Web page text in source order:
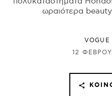
ωραιότερα
VOGUE
12